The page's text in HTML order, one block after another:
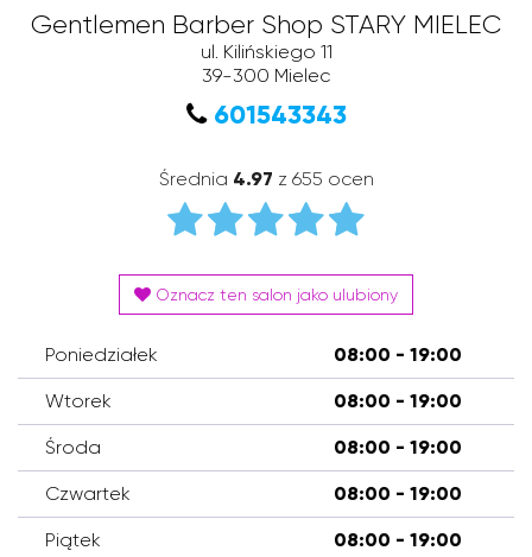
Gentlemen Barber Shop STARY MIELEC
ul. Kilińskiego 11
39-300 Mielec
601543343
Średnia 4.97 z 655 ocen
Oznacz ten salon jako ulubiony
Poniedziałek 08:00 - 19:00
Wtorek 08:00 - 19:00
Środa 08:00 - 19:00
Czwartek 08:00 - 19:00
Piątek 08:00 - 19:00